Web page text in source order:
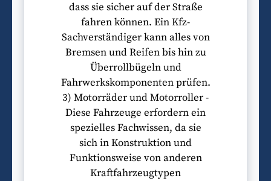
dass sie sicher auf der Straße
fahren können. Ein Kfz-
Sachverständiger kann alles von
Bremsen und Reifen bis hin zu
Überrollbügeln und
Fahrwerkskomponenten prüfen.
3) Motorräder und Motorroller -
Diese Fahrzeuge erfordern ein
spezielles Fachwissen, da sie
sich in Konstruktion und
Funktionsweise von anderen
Kraftfahrzeugtypen